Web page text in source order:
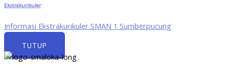
Ekstrakurikuler
Informasi Ekstrakurikuler SMAN 1 Sumberpucung
TUTUP